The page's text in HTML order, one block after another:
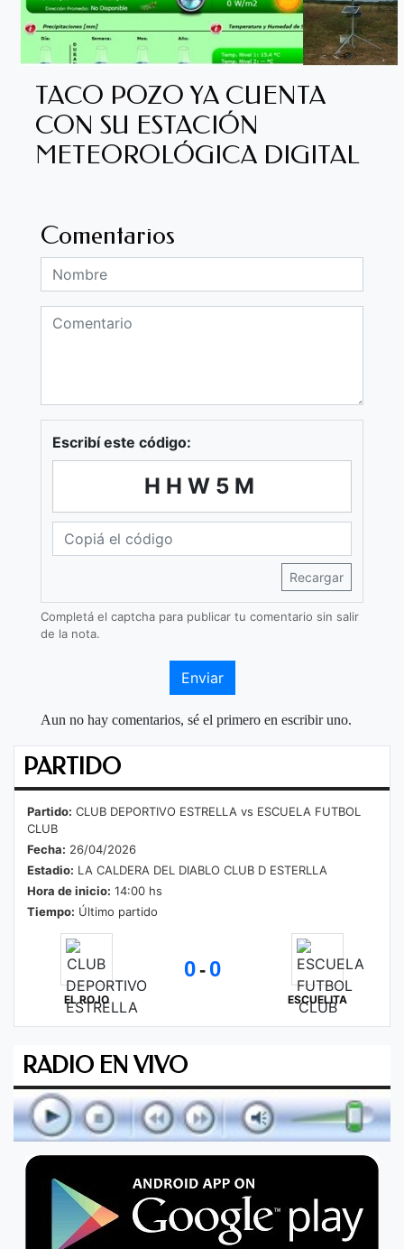
TACO POZO YA CUENTA
CON SU ESTACIÓN
METEOROLÓGICA DIGITAL
Comentarios
Escribí este código:
HHW5M
Recargar
Completá el captcha para publicar tu comentario sin salir
de la nota.
Enviar
Aun no hay comentarios, sé el primero en escribir uno.
PARTIDO
Partido: CLUB DEPORTIVO ESTRELLA vs ESCUELA FUTBOL
CLUB
Fecha: 26/04/2026
Estadio: LA CALDERA DEL DIABLO CLUB D ESTERLLA
Hora de inicio: 14:00 hs
Tiempo: Último partido
EL ROJO
0- 0
ESCUELITA
RADIO EN VIVO